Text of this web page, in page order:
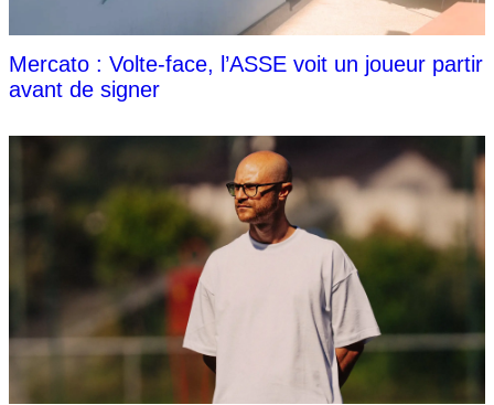
Mercato : Volte-face, l’ASSE voit un joueur partir
avant de signer